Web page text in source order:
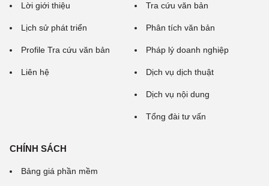
Lời giới thiệu
Lịch sử phát triển
Profile Tra cứu văn bản
Liên hệ
Tra cứu văn bản
Phân tích văn bản
Pháp lý doanh nghiệp
Dịch vụ dịch thuật
Dịch vụ nội dung
Tổng đài tư vấn
CHÍNH SÁCH
Bảng giá phần mềm